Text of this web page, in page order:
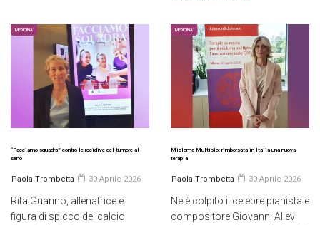
MEDICINA
“Facciamo squadra” contro le recidive del tumore al
seno
Paola Trombetta 30 Aprile 2026
Rita Guarino, allenatrice e
figura di spicco del calcio
MEDICINA
Mieloma Multiplo: rimborsata in Italia una nuova
terapia
Paola Trombetta 30 Aprile 2026
Ne è colpito il celebre pianista e
compositore Giovanni Allevi